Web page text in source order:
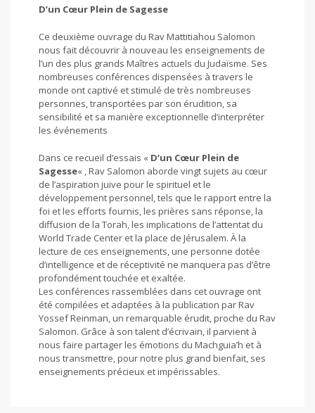
D’un Cœur Plein de Sagesse
Ce deuxième ouvrage du Rav Mattitiahou Salomon
nous fait découvrir à nouveau les enseignements de
l’un des plus grands Maîtres actuels du Judaïsme. Ses
nombreuses conférences dispensées à travers le
monde ont captivé et stimulé de très nombreuses
personnes, transportées par son érudition, sa
sensibilité et sa manière exceptionnelle d’interpréter
les événements
Dans ce recueil d’essais « D’un Cœur Plein de
Sagesse« , Rav Salomon aborde vingt sujets au cœur
de l’aspiration juive pour le spirituel et le
développement personnel, tels que le rapport entre la
foi et les efforts fournis, les prières sans réponse, la
diffusion de la Torah, les implications de l’attentat du
World Trade Center et la place de Jérusalem. À la
lecture de ces enseignements, une personne dotée
d’intelligence et de réceptivité ne manquera pas d’être
profondément touchée et exaltée.
Les conférences rassemblées dans cet ouvrage ont
été compilées et adaptées à la publication par Rav
Yossef Reinman, un remarquable érudit, proche du Rav
Salomon. Grâce à son talent d’écrivain, il parvient à
nous faire partager les émotions du Machguia’h et à
nous transmettre, pour notre plus grand bienfait, ses
enseignements précieux et impérissables.